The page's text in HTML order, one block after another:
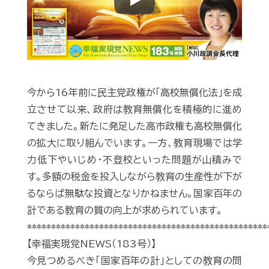
Play
今から16年前に民主党政権が「高校無償化法」を成
立させて以来、政府は教育無償化を積極的に進め
てきました。新たに発足した高市政権も高校無償化
の拡大に取り組んでいます。一方、教育現場では学
力低下やいじめ・不登校といった問題が山積みで
す。多額の税金を投入しながら教育の生産性が下が
るならば無駄な投資となりかねません。国家百年の
計である教育の質の向上が求められています。
【幸福実現党NEWS（183号）】
今見つめるべき「国家百年の計」としての教育の問